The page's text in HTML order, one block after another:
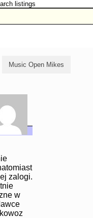
listings
Music Open Mikes
zalogi.
w